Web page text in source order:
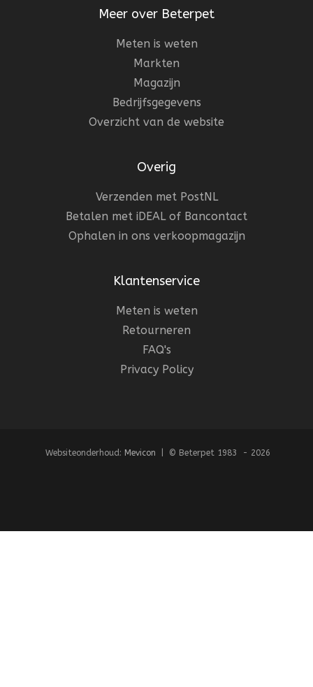
Meer over Beterpet
Meten is weten
Markten
Magazijn
Bedrijfsgegevens
Overzicht van de website
Overig
Verzenden met PostNL
Betalen met iDEAL of Bancontact
Ophalen in ons verkoopmagazijn
Klantenservice
Meten is weten
Retourneren
FAQ's
Privacy Policy
Websiteonderhoud: Mevicon | © Beterpet 1983 - 2026